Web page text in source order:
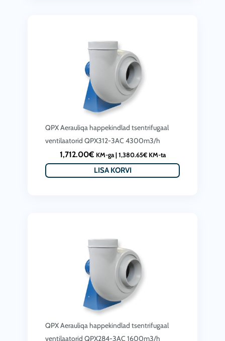
QPX Aerauliqa happekindlad tsentrifugaal
ventilaatorid QPX312-3AC 4300m3/h
1,712.00€ KM-ga | 1,380.65€KM-ta
LISA KORVI
QPX Aerauliqa happekindlad tsentrifugaal
ventilaatorid QPX284-3AC 1600m3/h